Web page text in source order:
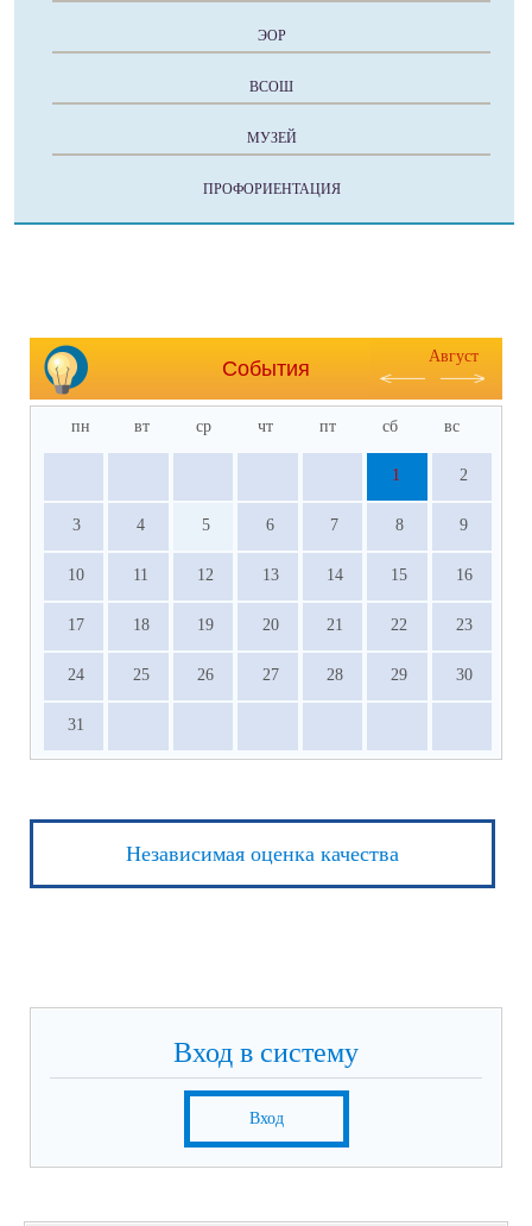
ЭОР
ВСОШ
МУЗЕЙ
ПРОФОРИЕНТАЦИЯ
События
Август
пн вт ср чт пт сб вс
1 2
3 4 5 6 7 8 9
10 11 12 13 14 15 16
17 18 19 20 21 22 23
24 25 26 27 28 29 30
31
Независимая оценка качества
Вход в систему
Вход